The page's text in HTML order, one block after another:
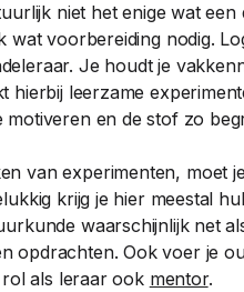
niet het enige wat
wat voorbereiding nodig.
Je houdt je
hierbij leerzame
motiveren en de stof zo
van experimenten, moet
krijg je hier meestal
waarschijnlijk net
opdrachten. Ook voer je
rol als leraar ook mentor.